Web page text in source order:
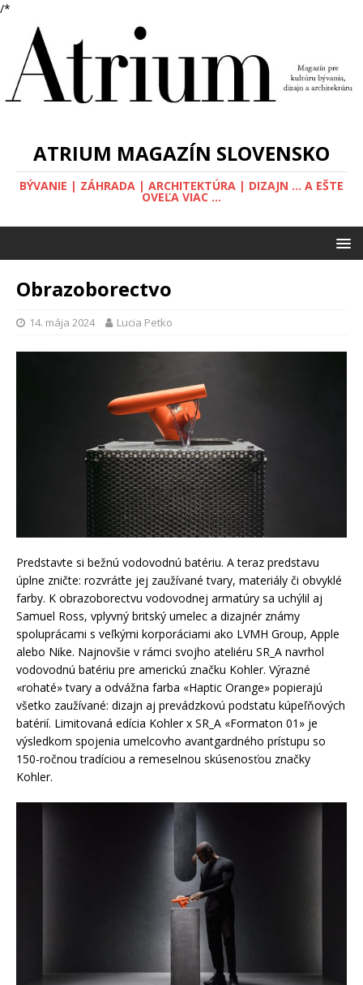
/*
ATRIUM MAGAZÍN SLOVENSKO
BÝVANIE | ZÁHRADA | ARCHITEKTÚRA | DIZAJN ... A EŠTE
OVEĽA VIAC ...
Obrazoborectvo
14. mája 2024 Lucia Petko
Predstavte si bežnú vodovodnú batériu. A teraz predstavu
úplne zničte: rozvráťte jej zaužívané tvary, materiály či obvyklé
farby. K obrazoborectvu vodovodnej armatúry sa uchýlil aj
Samuel Ross, vplyvný britský umelec a dizajnér známy
spoluprácami s veľkými korporáciami ako LVMH Group, Apple
alebo Nike. Najnovšie v rámci svojho ateliéru SR_A navrhol
vodovodnú batériu pre americkú značku Kohler. Výrazné
«rohaté» tvary a odvážna farba «Haptic Orange» popierajú
všetko zaužívané: dizajn aj prevádzkovú podstatu kúpeľňových
batérií. Limitovaná edícia Kohler x SR_A «Formaton 01» je
výsledkom spojenia umelcovho avantgardného prístupu so
150-ročnou tradíciou a remeselnou skúsenosťou značky
Kohler.